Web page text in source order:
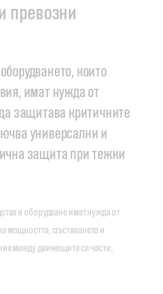
превозни
които
имат нужда от
защитава критичните
универсални и
защита при тежки
и оборудване имат нужда от
мощността, сгъстяването и
между движещите се части,